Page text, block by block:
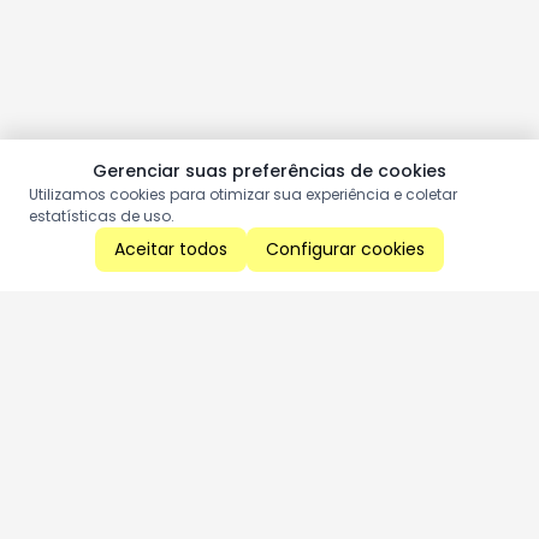
Gerenciar suas preferências de cookies
Utilizamos cookies para otimizar sua experiência e coletar
estatísticas de uso.
Aceitar todos Configurar cookies